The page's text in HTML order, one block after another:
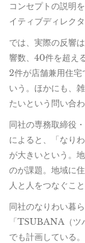
コンセプトの説明
イティブディレク
では、実際の反響
響数、40件を超え
2件が店舗兼用住宅
いう。ほかにも、
たいという問い合
同社の専務取締役
によると、「なり
が大きいという。
のが課題。地域に
人と人をつなぐこ
同社のなりわい暮
「TSUBANA（ツ
でも計画している。